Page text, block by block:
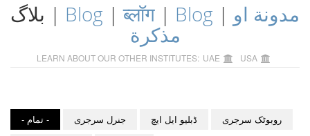
بلاگ | Blog |ब्लॉग | Blog | مدونة او
مذكرة
LEARN ABOUT OUR OTHER INSTITUTES: UAE USA
- تمام - جنرل سرجری ڈبلیو ایل ایچ
روبوٹک سرجری